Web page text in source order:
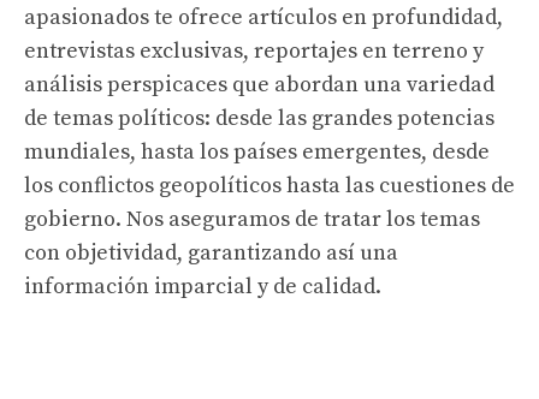
apasionados te ofrece artículos en profundidad,
entrevistas exclusivas, reportajes en terreno y
análisis perspicaces que abordan una variedad
de temas políticos: desde las grandes potencias
mundiales, hasta los países emergentes, desde
los conflictos geopolíticos hasta las cuestiones de
gobierno. Nos aseguramos de tratar los temas
con objetividad, garantizando así una
información imparcial y de calidad.